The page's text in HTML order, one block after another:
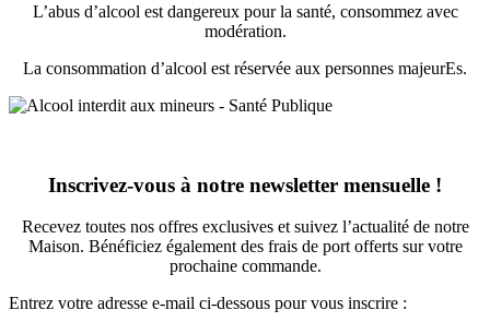
L’abus d’alcool est dangereux pour la santé, consommez avec
modération.
La consommation d’alcool est réservée aux personnes majeurEs.
Inscrivez-vous à notre newsletter mensuelle !
Recevez toutes nos offres exclusives et suivez l’actualité de notre
Maison. Bénéficiez également des frais de port offerts sur votre
prochaine commande.
Entrez votre adresse e-mail ci-dessous pour vous inscrire :